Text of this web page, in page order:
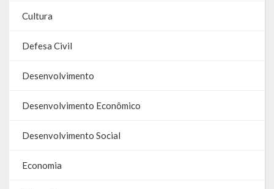
LicitaCon Cidadão
Prestação de Contas
Cultura
Defesa Civil
Desenvolvimento
Desenvolvimento Econômico
Desenvolvimento Social
Economia